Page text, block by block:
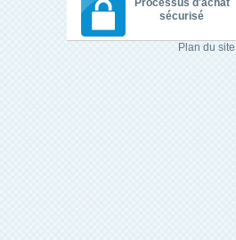
sécurisé
Plan du site